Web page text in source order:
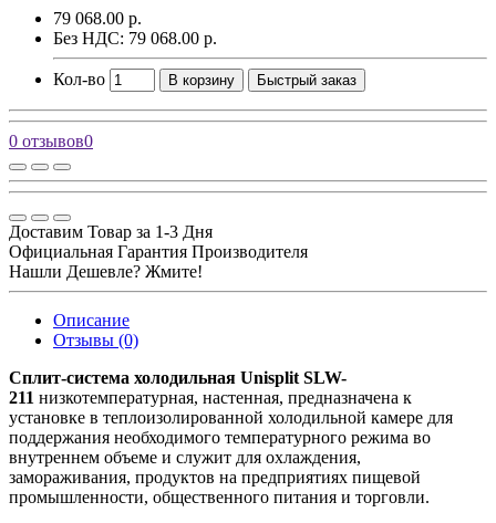
79 068.00 р.
Без НДС: 79 068.00 р.
Кол-во В корзину Быстрый заказ
0 отзывов0
Доставим Товар за 1-3 Дня
Официальная Гарантия Производителя
Нашли Дешевле? Жмите!
Описание
Отзывы (0)
Сплит-система холодильная Unisplit SLW-
211 низкотемпературная, настенная, предназначена к
установке в теплоизолированной холодильной камере для
поддержания необходимого температурного режима во
внутреннем объеме и служит для охлаждения,
замораживания, продуктов на предприятиях пищевой
промышленности, общественного питания и торговли.